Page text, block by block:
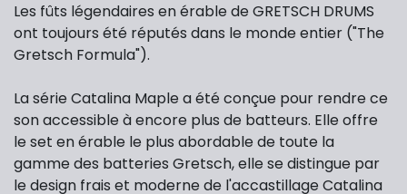
Les fûts légendaires en érable de GRETSCH DRUMS
ont toujours été réputés dans le monde entier ("The
Gretsch Formula").
La série Catalina Maple a été conçue pour rendre ce
son accessible à encore plus de batteurs. Elle offre
le set en érable le plus abordable de toute la
gamme des batteries Gretsch, elle se distingue par
le design frais et moderne de l'accastillage Catalina